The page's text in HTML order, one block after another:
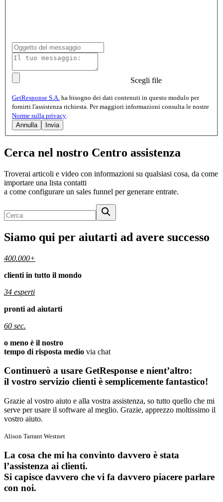
Scegli file
GetResponse S.A. ha bisogno dei dati contenuti in questo modulo per
fornirti l'assistenza richiesta. Per maggiori informazioni consulta le nostre
Norme sulla privacy.
Annulla
Invia
Cerca nel nostro Centro assistenza
Troverai articoli e video con informazioni su qualsiasi cosa, da come
importare una lista contatti
a come configurare un sales funnel per generare entrate.
Siamo qui per aiutarti ad avere successo
400.000+
clienti in tutto il mondo
34 esperti
pronti ad aiutarti
60 sec.
o meno è il nostro
tempo di risposta medio via chat
Continuerò a usare GetResponse e nient’altro:
il vostro servizio clienti è semplicemente fantastico!
Grazie al vostro aiuto e alla vostra assistenza, so tutto quello che mi
serve per usare il software al meglio. Grazie, apprezzo moltissimo il
vostro aiuto.
Alison Tarrant Westnet
La cosa che mi ha convinto davvero è stata
l’assistenza ai clienti.
Si capisce davvero che vi fa davvero piacere parlare
con noi.